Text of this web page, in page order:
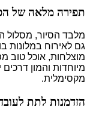
תפירה מלאה של
מלבד הסיור, מסלול
גם לאירוח במלונות
מוצלחות, אוכל טוב
מיוחדות והמון
מקסימלית.
הזדמנות לתת